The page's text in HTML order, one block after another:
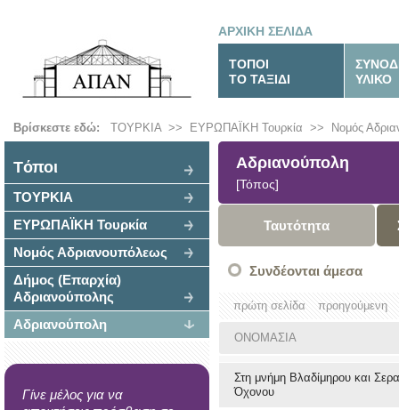
ΑΡΧΙΚΗ ΣΕΛΙΔΑ
ΤΟΠΟΙ
ΤΟ ΤΑΞΙΔΙ
ΥΛΙΚΟ
Βρίσκεστε εδώ: ΤΟΥΡΚΙΑ>> ΕΥΡΩΠΑΪΚΗ Τουρκία >> Νομός
Tόποι
ΤΟΥΡΚΙΑ
ΕΥΡΩΠΑΪΚΗ Τουρκία
Νομός Αδριανουπόλεως
Δήμος (Επαρχία)
Αδριανούπολης
Αδριανούπολη
Γίνε μέλος για να
Αδριανούπολη
[Τόπος]
Ταυτότητα
Συνδέονται άμεσα
πρώτη σελίδα προηγούμενη
ΟΝΟΜΑΣΙΑ
Στη μνήμη Βλαδίμηρου και
Όχονου